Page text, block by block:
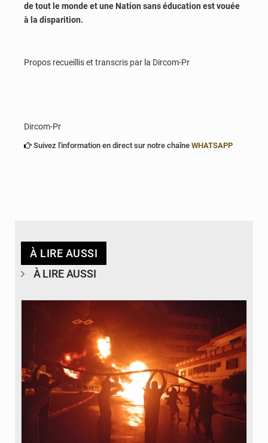
de tout le monde et une Nation sans éducation est vouée
à la disparition.
Propos recueillis et transcris par la Dircom-Pr
Dircom-Pr
Suivez l'information en direct sur notre chaîne WHATSAPP
À LIRE AUSSI
À LIRE AUSSI